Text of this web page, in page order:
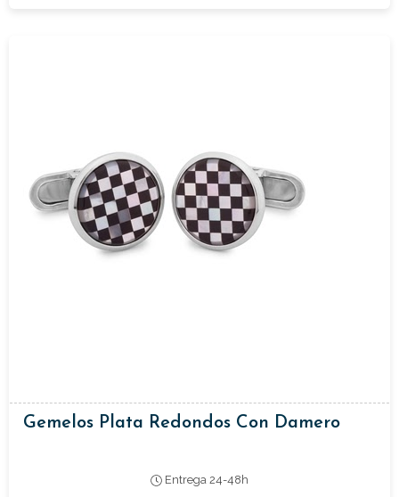
Gemelos Plata Redondos Con Damero
Entrega 24-48h